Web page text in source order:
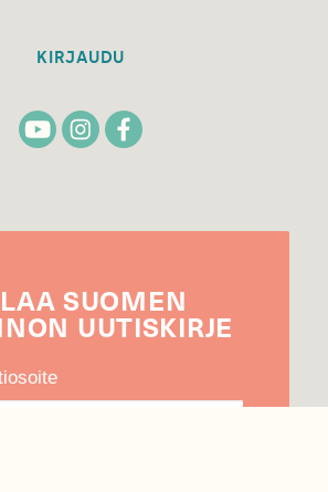
KIRJAUDU
SUOMEN
UUTIS­KIRJE